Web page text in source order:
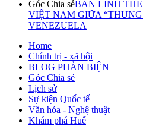
Góc Chia sẻBẢN LĨNH
VIỆT NAM GIỮA
VENEZUELA
Home
Chính trị - xã hội
BLOG PHẢN BIỆN
Góc Chia sẻ
Lịch sử
Sự kiện Quốc tế
Văn hóa - Nghệ thuật
Khám phá Huế